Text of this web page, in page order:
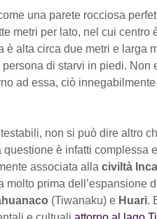
una parete rocciosa
metri per lato, nel cui centro
è alta circa due metri e larga
di starvi in piedi. Non
ad essa, ciò
non si può dire altro
è infatti complessa
associata alla civiltà Inca
molto prima dell’espansione
(Tiwanaku) e Huari.